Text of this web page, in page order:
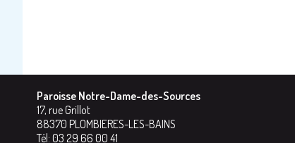
Paroisse Notre-Dame-des-Sources
17, rue Grillot
88370 PLOMBIERES-LES-BAINS
Tél: 03 29 66 00 41